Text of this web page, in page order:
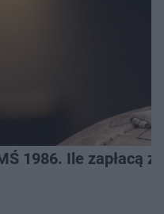
1986. Ile zapłacą